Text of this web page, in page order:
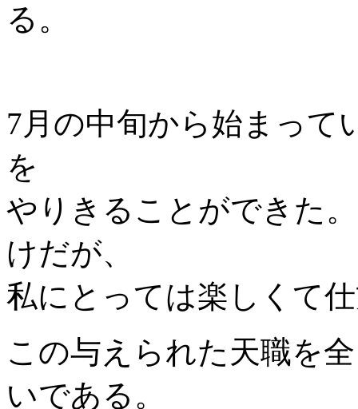
る。
7月の中旬から始まって
を
やりきることができた
けだが、
私にとっては楽しくて
この与えられた天職を
いである。